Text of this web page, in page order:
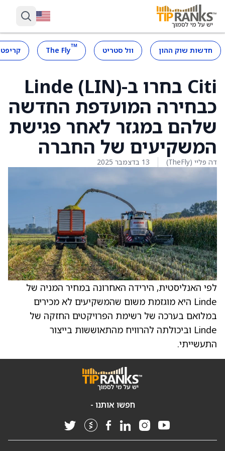
חדשות שוק ההון וול סטריט ™
The Fly
Citi בחרו ב-Linde (LIN)
כבחירה המועדפת החדשה
שלהם במגזר לאחר פגישת
המשקיעים של החברה
דה פליי (TheFly) 13 בדצמבר 2025
לפי האנליסטית, הירידה האחרונה במחיר המניה של
Linde היא מוגזמת משום שהמשקיעים לא מכירים
במלואם בערכה של רשימת הפרויקטים החזקה של
Linde וביכולתה להרוויח מהתאוששות בייצור
התעשייתי.
חפשו אותנו -